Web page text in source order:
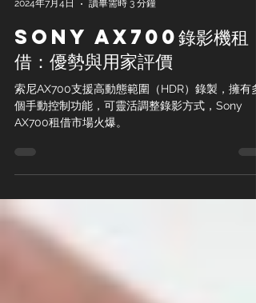
2024年7月4日
讀畢需時 3 分鐘
Sony AX700錄影機租
借：優勢與用家評價
索尼AX700支援高動態範圍（HDR）錄製，擁有多
AX700租借市場火爆。